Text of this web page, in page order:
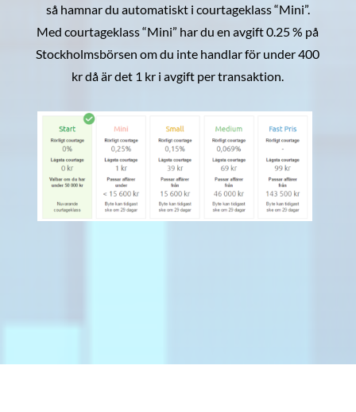
så hamnar du automatiskt i courtageklass “Mini”.
Med courtageklass “Mini” har du en avgift 0.25 % på
Stockholmsbörsen om du inte handlar för under 400
kr då är det 1 kr i avgift per transaktion.